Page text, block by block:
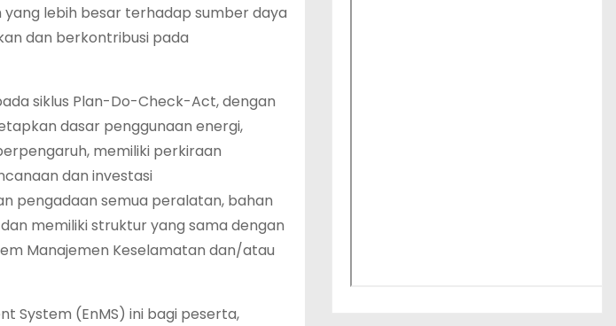
lebih besar terhadap sumber daya
dan berkontribusi pada
siklus Plan-Do-Check-Act, dengan
dasar penggunaan energi,
memiliki perkiraan
dan investasi
pengadaan semua peralatan, bahan
memiliki struktur yang sama dengan
Manajemen Keselamatan dan/atau
System (EnMS) ini bagi peserta,